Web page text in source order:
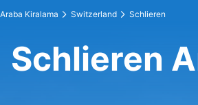
Araba Kiralama Switzerland Schlieren
Schlieren